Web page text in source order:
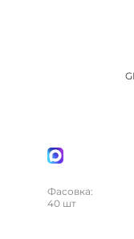
Фасовка:
40 шт